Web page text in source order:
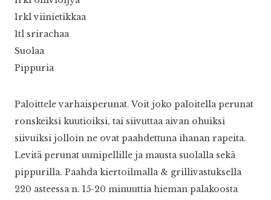
1rkl viinietikkaa
1tl srirachaa
Suolaa
Pippuria
Paloittele varhaisperunat. Voit joko paloitella perunat
ronskeiksi kuutioiksi, tai siivuttaa aivan ohuiksi
siivuiksi jolloin ne ovat paahdettuna ihanan rapeita.
Levitä perunat uunipellille ja mausta suolalla sekä
pippurilla. Paahda kiertoilmalla & grillivastuksella
220 asteessa n. 15-20 minuuttia hieman palakoosta